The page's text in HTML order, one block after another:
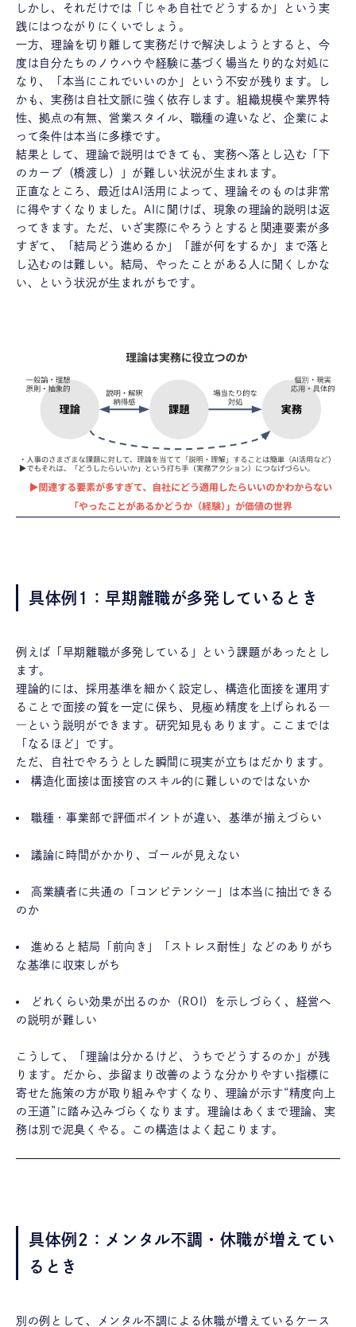
しかし、それだけでは「じゃあ自社でどうするか」という実
践にはつながりにくいでしょう。
一方、理論を切り離して実務だけで解決しようとすると、今
度は自分たちのノウハウや経験に基づく場当たり的な対処に
なり、「本当にこれでいいのか」という不安が残ります。し
かも、実務は自社文脈に強く依存します。組織規模や業界特
性、拠点の有無、営業スタイル、職種の違いなど、企業によ
って条件は本当に多様です。
結果として、理論で説明はできても、実務へ落とし込む「下
のカーブ（橋渡し）」が難しい状況が生まれます。
正直なところ、最近はAI活用によって、理論そのものは非常
に得やすくなりました。AIに聞けば、現象の理論的説明は返
ってきます。ただ、いざ実際にやろうとすると関連要素が多
すぎて、「結局どう進めるか」「誰が何をするか」まで落と
し込むのは難しい。結局、やったことがある人に聞くしかな
い、という状況が生まれがちです。
具体例1：早期離職が多発しているとき
例えば「早期離職が多発している」という課題があったとし
ます。
理論的には、採用基準を細かく設定し、構造化面接を運用す
ることで面接の質を一定に保ち、見極め精度を上げられる―
―という説明ができます。研究知見もあります。ここまでは
「なるほど」です。
ただ、自社でやろうとした瞬間に現実が立ちはだかります。
構造化面接は面接官のスキル的に難しいのではないか
職種・事業部で評価ポイントが違い、基準が揃えづらい
議論に時間がかかり、ゴールが見えない
高業績者に共通の「コンピテンシー」は本当に抽出できる
のか
進めると結局「前向き」「ストレス耐性」などのありがち
な基準に収束しがち
どれくらい効果が出るのか（ROI）を示しづらく、経営へ
の説明が難しい
こうして、「理論は分かるけど、うちでどうするのか」が残
ります。だから、歩留まり改善のような分かりやすい指標に
寄せた施策の方が取り組みやすくなり、理論が示す“精度向上
の王道”に踏み込みづらくなります。理論はあくまで理論、実
務は別で泥臭くやる。この構造はよく起こります。
具体例2：メンタル不調・休職が増えてい
るとき
別の例として、メンタル不調による休職が増えているケース